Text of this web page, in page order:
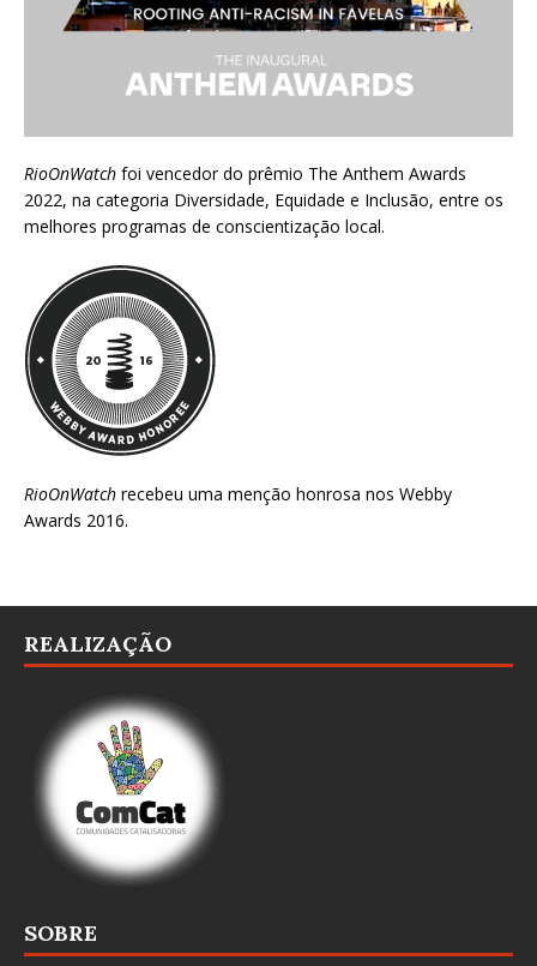
RioOnWatch foi vencedor do prêmio The Anthem Awards
2022, na categoria Diversidade, Equidade e Inclusão, entre os
melhores programas de conscientização local.
RioOnWatch recebeu uma menção honrosa nos Webby
Awards 2016.
REALIZAÇÃO
SOBRE